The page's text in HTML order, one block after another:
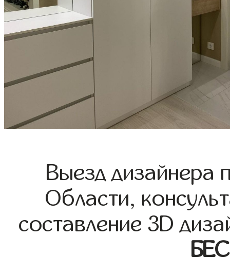
Выезд дизайнера
Области,
составление 3D